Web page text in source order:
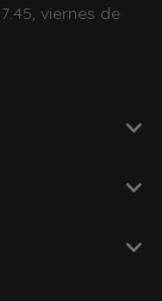
viernes de